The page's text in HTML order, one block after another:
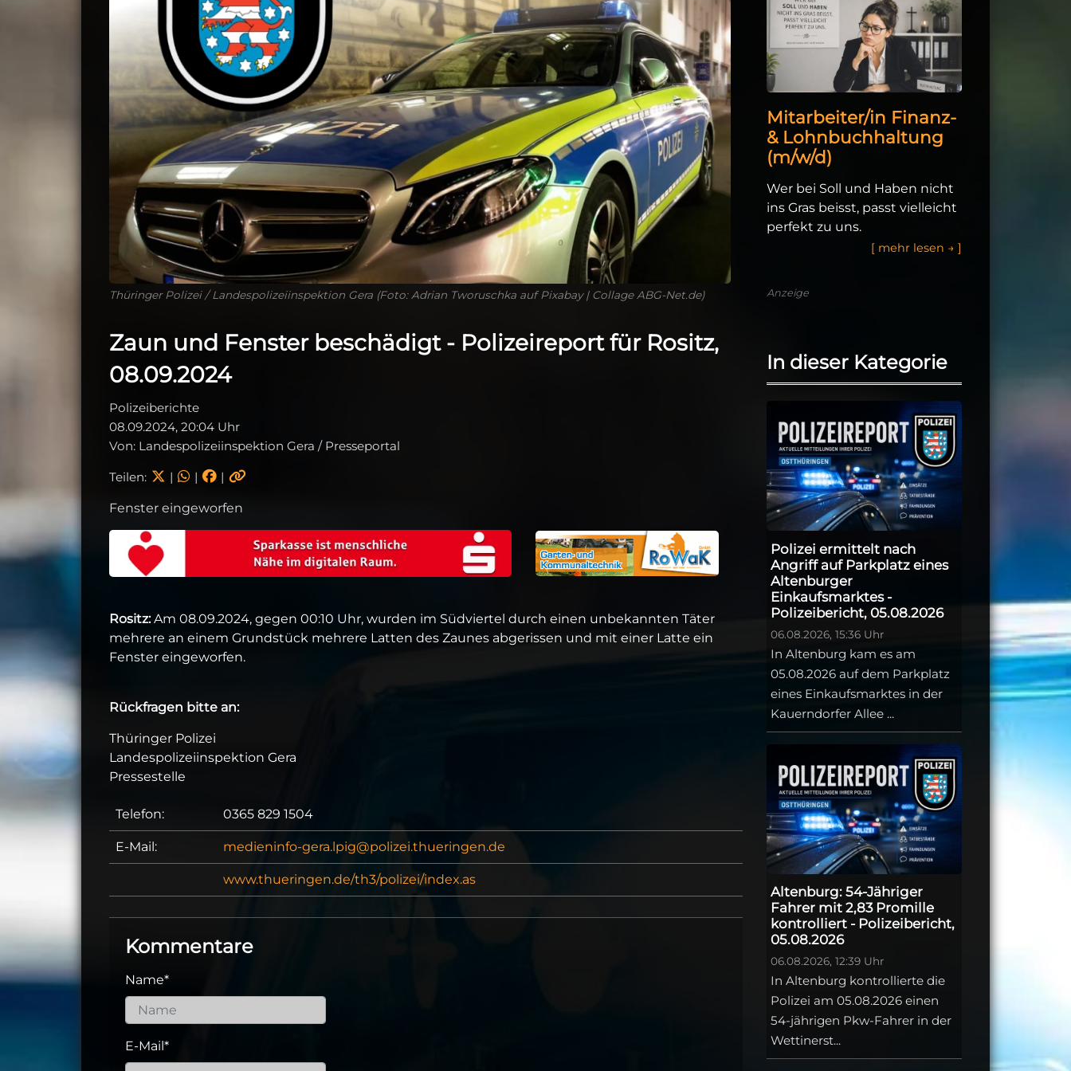
Thüringer Polizei / Landespolizeiinspektion Gera (Foto: Adrian Tworuschka auf Pixabay | Collage ABG-Net.de)
Zaun und Fenster beschädigt - Polizeireport für Rositz,
08.09.2024
Polizeiberichte
08.09.2024, 20:04 Uhr
Von: Landespolizeiinspektion Gera / Presseportal
Teilen: | | |
Fenster eingeworfen
Rositz:Am 08.09.2024, gegen 00:10 Uhr, wurden im Südviertel durch einen unbekannten Täter
mehrere an einem Grundstück mehrere Latten des Zaunes abgerissen und mit einer Latte ein
Fenster eingeworfen.
Rückfragen bitte an:
Thüringer Polizei
Landespolizeiinspektion Gera
Pressestelle
Telefon: 0365 829 1504
E-Mail: medieninfo-gera.lpig@polizei.thueringen.de
www.thueringen.de/th3/polizei/index.as
Kommentare
Name*
E-Mail *
Mitarbeiter/in Finanz-
& Lohnbuchhaltung
(m/w/d)
Wer bei Soll und Haben nicht
ins Gras beisst, passt vielleicht
perfekt zu uns.
[ me h lese n → ]
Anzeige
In dieser Kategorie
Polizei ermittelt nach
Angriff auf Parkplatz eines
Altenburger
Einkaufsmarktes -
Polizeibericht, 05.08.2026
06.08.2026, 15:36 Uhr
In Altenburg kam es am
05.08.2026 auf dem Parkplatz
eines Einkaufsmarktes in der
Kauerndorfer Allee ...
Altenburg: 54-Jähriger
Fahrer mit 2,83 Promille
kontrolliert - Polizeibericht,
05.08.2026
06.08.2026, 12:39 Uhr
In Altenburg kontrollierte die
Polizei am 05.08.2026 einen
54-jährigen Pkw-Fahrer in der
Wettinerst...